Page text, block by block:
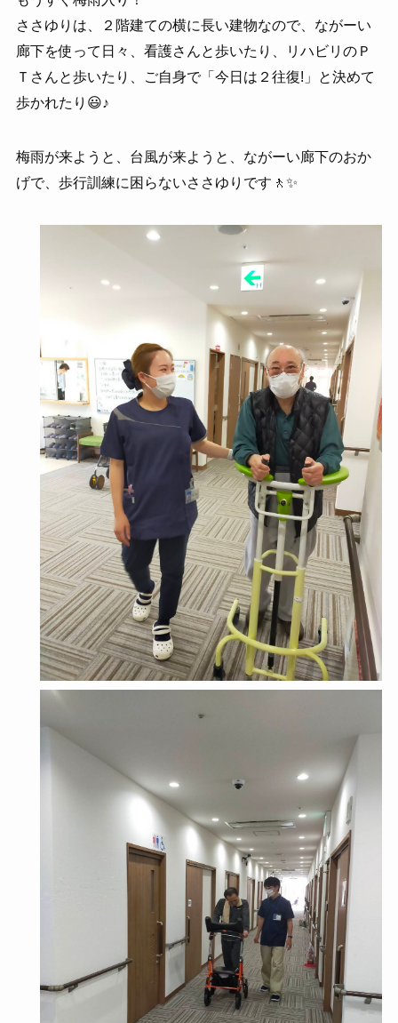
ささゆりは、２階建ての横に長い建物なので、ながーい
廊下を使って日々、看護さんと歩いたり、リハビリのＰ
Ｔさんと歩いたり、ご自身で「今日は２往復!」と決めて
歩かれたり😃♪
梅雨が来ようと、台風が来ようと、ながーい廊下のおか
げで、歩行訓練に困らないささゆりです🚶✨